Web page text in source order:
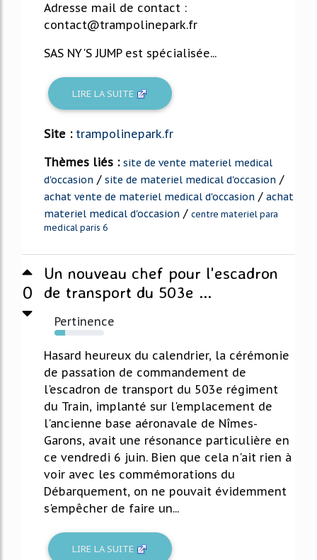
Adresse mail de contact :
contact@trampolinepark.fr
SAS NY'S JUMP est spécialisée...
LIRE LA SUITE
Site : trampolinepark.fr
Thèmes liés : site de vente materiel medical
d'occasion / site de materiel medical d'occasion /
achat vente de materiel medical d'occasion / achat
materiel medical d'occasion / centre materiel para
medical paris 6
0
Un nouveau chef pour l'escadron
de transport du 503e ...
Pertinence
21%
Hasard heureux du calendrier, la cérémonie
de passation de commandement de
l'escadron de transport du 503e régiment
du Train, implanté sur l'emplacement de
l'ancienne base aéronavale de Nîmes-
Garons, avait une résonance particulière en
ce vendredi 6 juin. Bien que cela n'ait rien à
voir avec les commémorations du
Débarquement, on ne pouvait évidemment
s'empêcher de faire un...
LIRE LA SUITE